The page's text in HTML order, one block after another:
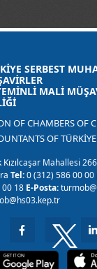
SERBEST
MALİ
OF CHAMBERS OF
OF TÜRKİYE
Kızılcaşar Mahallesi
Tel:0 (312) 586 00 00
00 18 E-Posta: